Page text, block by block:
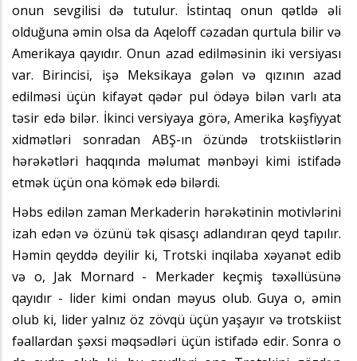
onun sevgilisi də tutulur. İstintaq onun qətldə əli
olduğuna əmin olsa da Aqeloff cəzadan qurtula bilir və
Amerikaya qayıdır. Onun azad edilməsinin iki versiyası
var. Birincisi, işə Meksikaya gələn və qızının azad
edilməsi üçün kifayət qədər pul ödəyə bilən varlı ata
təsir edə bilər. İkinci versiyaya görə, Amerika kəşfiyyat
xidmətləri sonradan ABŞ-ın özündə trotskiistlərin
hərəkətləri haqqında məlumat mənbəyi kimi istifadə
etmək üçün ona kömək edə bilərdi.
Həbs edilən zaman Merkaderin hərəkətinin motivlərini
izah edən və özünü tək qisasçı adlandıran qeyd tapılır.
Həmin qeyddə deyilir ki, Trotski inqilaba xəyanət edib
və o, Jak Mornard - Merkader keçmiş təxəllüsünə
qayıdır - lider kimi ondan məyus olub. Guya o, əmin
olub ki, lider yalnız öz zövqü üçün yaşayır və trotskiist
fəallardan şəxsi məqsədləri üçün istifadə edir. Sonra o